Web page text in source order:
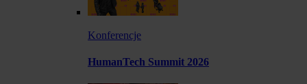
Konferencje
HumanTech Summit 2026